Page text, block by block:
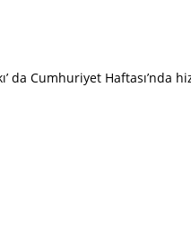
da Cumhuriyet Haftası’nda